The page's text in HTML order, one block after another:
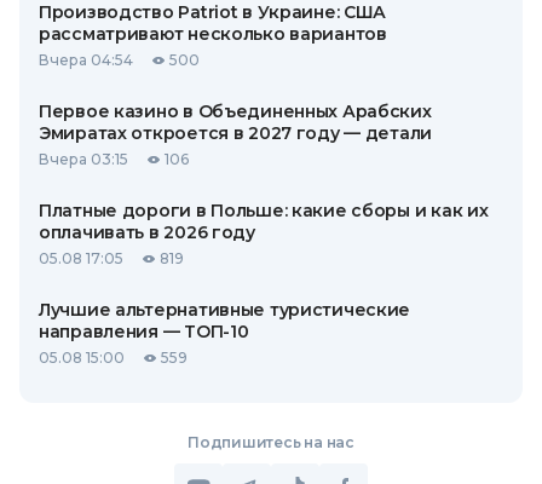
Производство Patriot в Украине: США
рассматривают несколько вариантов
Вчера 04:54 500
Первое казино в Объединенных Арабских
Эмиратах откроется в 2027 году — детали
Вчера 03:15 106
Платные дороги в Польше: какие сборы и как их
оплачивать в 2026 году
05.08 17:05 819
Лучшие альтернативные туристические
направления — ТОП-10
05.08 15:00 559
Подпишитесь на нас